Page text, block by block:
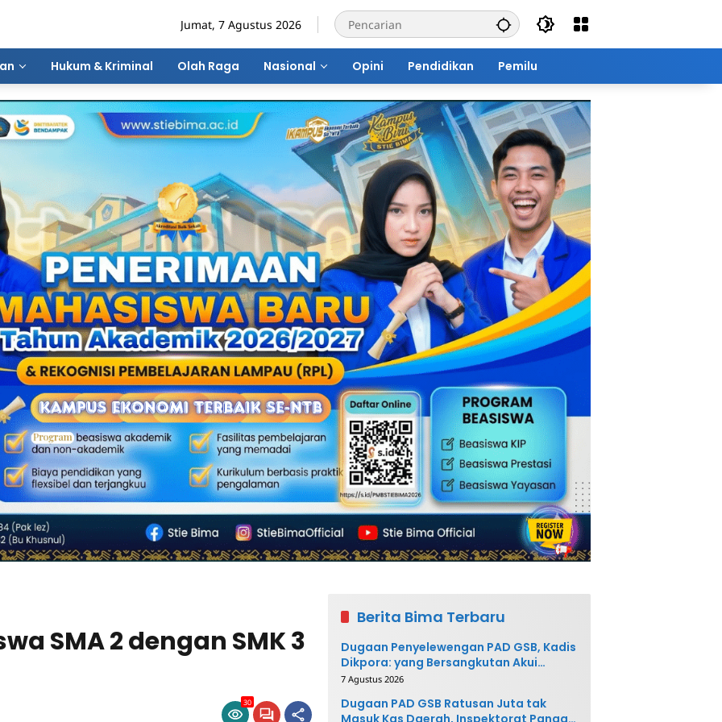
Jumat, 7 Agustus 2026
Hukum & Kriminal Olah Raga Nasional Opini Pendidikan Pemilu
SMA 2 dengan SMK 3
30
Berita Bima Terbaru
Dugaan Penyelewengan PAD GSB, Kadis
Dikpora: yang Bersangkutan Akui
Perbuatannya dan Siap
7 Agustus 2026
Dugaan PAD GSB Ratusan Juta tak
Masuk Kas Daerah, Inspektorat Panggil